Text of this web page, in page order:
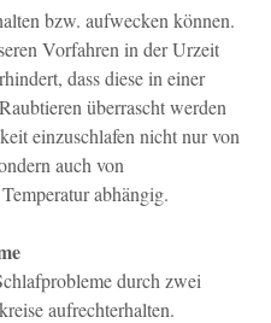
bzw. aufwecken können.
Vorfahren in der Urzeit
dass diese in einer
überrascht werden
einzuschlafen nicht nur von
auch von
abhängig.
durch zwei
aufrechterhalten.